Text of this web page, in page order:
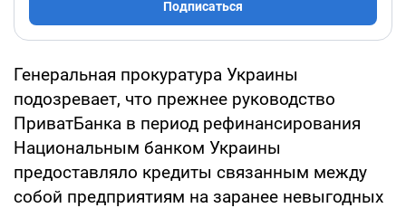
Подписаться
Генеральная прокуратура Украины
подозревает, что прежнее руководство
ПриватБанка в период рефинансирования
Национальным банком Украины
предоставляло кредиты связанным между
собой предприятиям на заранее невыгодных